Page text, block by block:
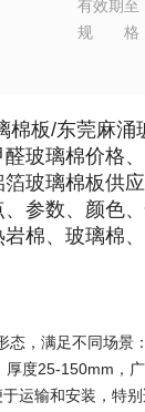
有效期至
规格
棉板/东莞麻
玻璃棉价格
玻璃棉板供
参数、颜色
棉、玻璃棉
，满足不同场景：
度25-150mm，
运输和安装，特